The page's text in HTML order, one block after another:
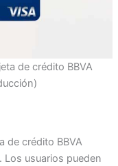
de crédito BBVA
de crédito BBVA
Los usuarios pueden